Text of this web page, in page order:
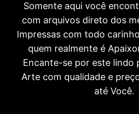
Somente aqui você
com arquivos direto dos
Impressas com todo
quem realmente é
Encante-se por este lindo
Arte com qualidade e
até Você.